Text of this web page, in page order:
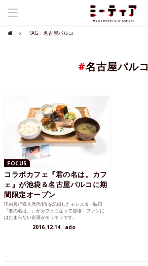
TAG : 名古屋パルコ
#名古屋パルコ
FOCUS
コラボカフェ『君の名は。カフ
ェ』が池袋＆名古屋パルコに期
間限定オープン
国内興行収入歴代4位を記録したモンスター映画
『君の名は。』がカフェになって登場！ファンに
はたまらない企画がモリモリです。
2016.12.14 ado